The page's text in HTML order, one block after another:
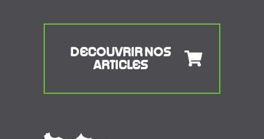
DECOUVRIR NOS
ARTICLES